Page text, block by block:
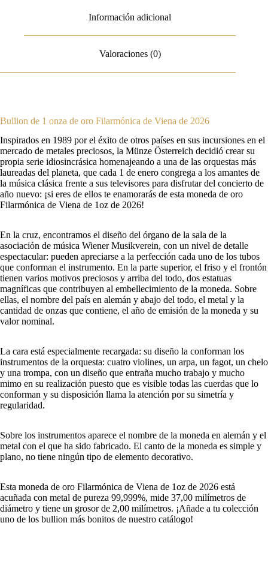
Información adicional
Valoraciones (0)
Bullion de 1 onza de oro Filarmónica de Viena de 2026
Inspirados en 1989 por el éxito de otros países en sus incursiones en el
mercado de metales preciosos, la Münze Österreich decidió crear su
propia serie idiosincrásica homenajeando a una de las orquestas más
laureadas del planeta, que cada 1 de enero congrega a los amantes de
la música clásica frente a sus televisores para disfrutar del concierto de
año nuevo: ¡si eres de ellos te enamorarás de esta moneda de oro
Filarmónica de Viena de 1oz de 2026!
En la cruz, encontramos el diseño del órgano de la sala de la
asociación de música Wiener Musikverein, con un nivel de detalle
espectacular: pueden apreciarse a la perfección cada uno de los tubos
que conforman el instrumento. En la parte superior, el friso y el frontón
tienen varios motivos preciosos y arriba del todo, dos estatuas
magníficas que contribuyen al embellecimiento de la moneda. Sobre
ellas, el nombre del país en alemán y abajo del todo, el metal y la
cantidad de onzas que contiene, el año de emisión de la moneda y su
valor nominal.
La cara está especialmente recargada: su diseño la conforman los
instrumentos de la orquesta: cuatro violines, un arpa, un fagot, un chelo
y una trompa, con un diseño que entraña mucho trabajo y mucho
mimo en su realización puesto que es visible todas las cuerdas que lo
conforman y su disposición llama la atención por su simetría y
regularidad.
Sobre los instrumentos aparece el nombre de la moneda en alemán y el
metal con el que ha sido fabricado. El canto de la moneda es simple y
plano, no tiene ningún tipo de elemento decorativo.
Esta moneda de oro Filarmónica de Viena de 1oz de 2026 está
acuñada con metal de pureza 99,999%, mide 37,00 milímetros de
diámetro y tiene un grosor de 2,00 milímetros. ¡Añade a tu colección
uno de los bullion más bonitos de nuestro catálogo!